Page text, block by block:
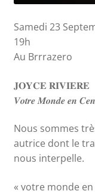
Samedi 23
19h
Au Brrrazero
𝐉𝐎𝐘𝐂𝐄 𝐑𝐈𝐕𝐈𝐄𝐑𝐄
𝑽𝒐𝒕𝒓𝒆 𝑴𝒐𝒏𝒅𝒆 𝒆𝒏
Nous sommes
autrice dont le
nous interpelle.
« votre monde en